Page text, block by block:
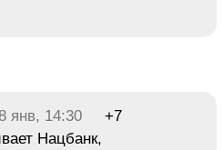
янв, 14:30
+7
Нацбанк,